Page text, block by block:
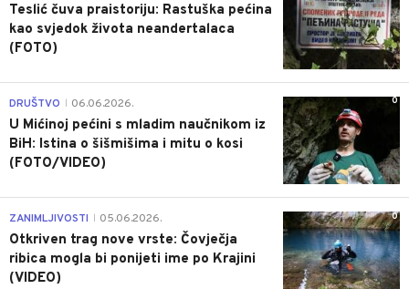
Teslić čuva praistoriju: Rastuška pećina
kao svjedok života neandertalaca
(FOTO)
0
DRUŠTVO 06.06.2026.
U Mićinoj pećini s mladim naučnikom iz
BiH: Istina o šišmišima i mitu o kosi
(FOTO/VIDEO)
0
ZANIMLJIVOSTI 05.06.2026.
Otkriven trag nove vrste: Čovječja
ribica mogla bi ponijeti ime po Krajini
(VIDEO)